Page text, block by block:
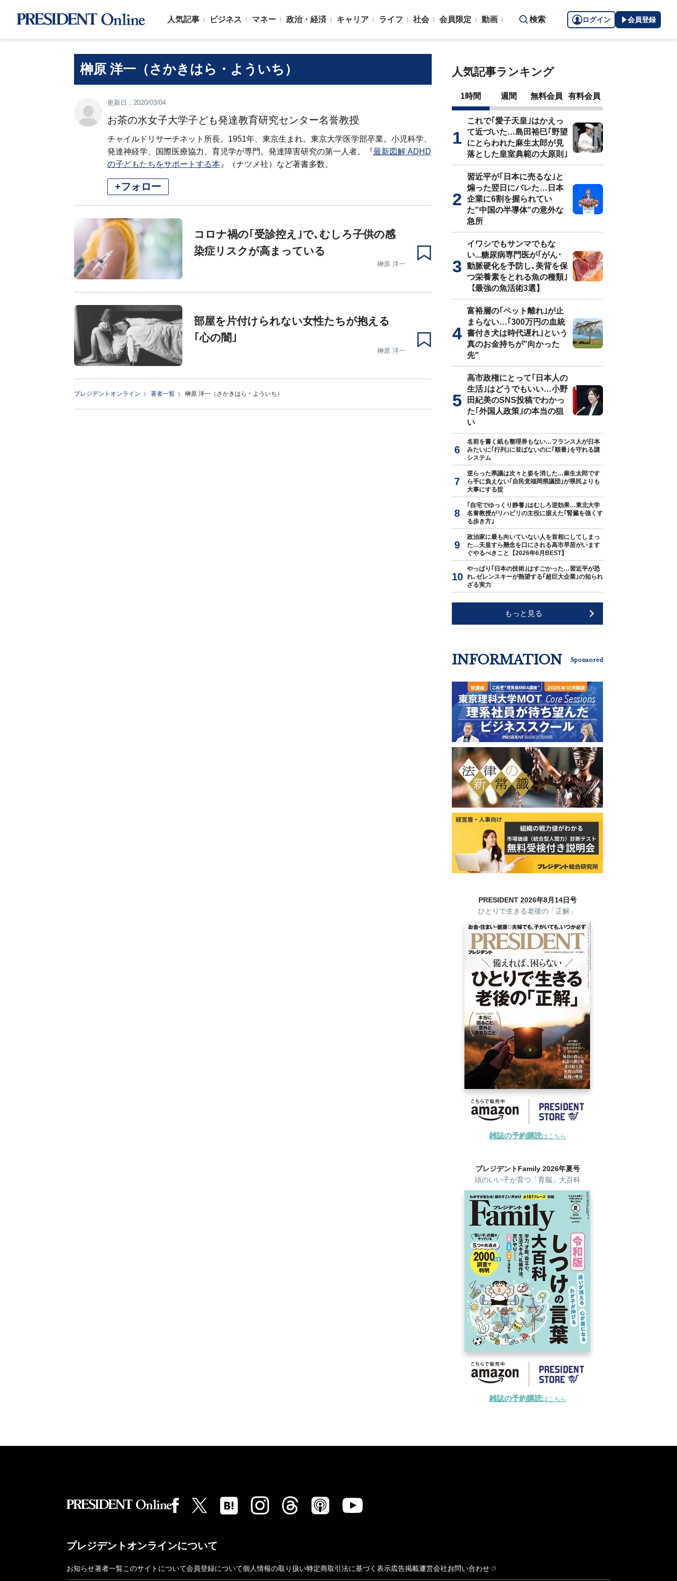
人気記事 ビジネス マネー 政治・経済 キャリア ライフ 社会 会員限定 動画 検索 ログイン 会員登録
榊原 洋一（さかきはら・よういち）
更新日：2020/03/04
お茶の水女子大学子ども発達教育研究センター名誉教授
チャイルドリサーチネット所長。1951年、東京生まれ。東京大学医学部卒業。小児科学、
発達神経学、国際医療協力、育児学が専門。発達障害研究の第一人者。『最新図解 ADHD
の子どもたちをサポートする本 』（ナツメ社）など著書多数。
+フォロー
コロナ禍の｢受診控え｣で､むしろ子供の感
染症リスクが高まっている
榊原 洋一
部屋を片付けられない女性たちが抱える
｢心の闇｣
榊原 洋一
プレジデントオンライン 著者一覧 榊原 洋一（さかきはら・よういち）
人気記事ランキング
1時間 週間 無料会員 有料会員
これで｢愛子天皇｣はかえっ
て近づいた…島田裕巳｢野望
にとらわれた麻生太郎が見
落とした皇室典範の大原則｣
習近平が｢日本に売るな｣と
煽った翌日にバレた…日本
企業に6割を握られてい
た"中国の半導体"の意外な
急所
イワシでもサンマでもな
い...糖尿病専門医が｢がん･
動脈硬化を予防し､美背を保
つ栄養素をとれる魚の種類｣
【最強の魚活術3選】
富裕層の｢ペット離れ｣が止
まらない…｢300万円の血統
書付き犬は時代遅れ｣という
真のお金持ちが"向かった
先"
高市政権にとって｢日本人の
生活｣はどうでもいい…小野
田紀美のSNS投稿でわかっ
た｢外国人政策｣の本当の狙
い
名前を書く紙も整理券もない…フランス人が日本
みたいに｢行列｣に並ばないのに｢順番｣を守れる謎
システム
逆らった県議は次々と姿を消した…麻生太郎です
ら手に負えない｢自民党福岡県議団｣が県民よりも
大事にする掟
｢自宅でゆっくり静養｣はむしろ逆効果…東北大学
名誉教授がリハビリの主役に据えた｢腎臓を強くす
る歩き方｣
政治家に最も向いていない人を首相にしてしまっ
た…天皇すら懸念を口にされる高市早苗がいます
ぐやるべきこと【2026年6月BEST】
やっぱり｢日本の技術｣はすごかった…習近平が恐
れ､ゼレンスキーが熱望する｢超巨大企業｣の知られ
ざる実力
もっと見る
INFORMATION Sponsored
PRESIDENT 2026年8月14日号
ひとりで生きる老後の「正解」
雑誌の予約購読はこちら
プレジデントFamily 2026年夏号
頭のいい子が育つ「育脳」大百科
雑誌の予約購読はこちら
プレジデントオンラインについて
お知らせ著者一覧このサイトについて会員登録について個人情報の取り扱い特定商取引法に基づく表示広告掲載運営会社お問い合わせ